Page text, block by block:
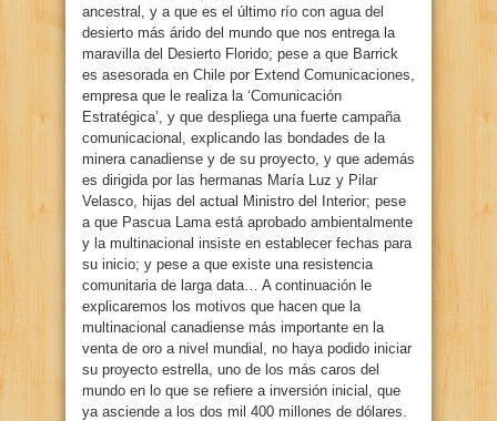
ancestral, y a que es el último río con agua del
desierto más árido del mundo que nos entrega la
maravilla del Desierto Florido; pese a que Barrick
es asesorada en Chile por Extend Comunicaciones,
empresa que le realiza la ‘Comunicación
Estratégica’, y que despliega una fuerte campaña
comunicacional, explicando las bondades de la
minera canadiense y de su proyecto, y que además
es dirigida por las hermanas María Luz y Pilar
Velasco, hijas del actual Ministro del Interior; pese
a que Pascua Lama está aprobado ambientalmente
y la multinacional insiste en establecer fechas para
su inicio; y pese a que existe una resistencia
comunitaria de larga data… A continuación le
explicaremos los motivos que hacen que la
multinacional canadiense más importante en la
venta de oro a nivel mundial, no haya podido iniciar
su proyecto estrella, uno de los más caros del
mundo en lo que se refiere a inversión inicial, que
ya asciende a los dos mil 400 millones de dólares.